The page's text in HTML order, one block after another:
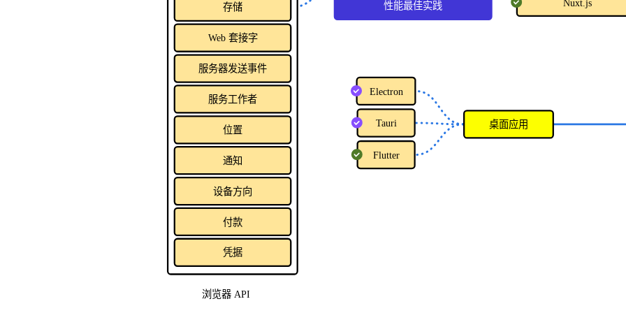
Nuxt.js
桌面应用
Electron
Tauri
Flutter
性能最佳实践
存储
Web 套接字
服务器发送事件
服务工作者
位置
通知
设备方向
付款
凭据
浏览器 API